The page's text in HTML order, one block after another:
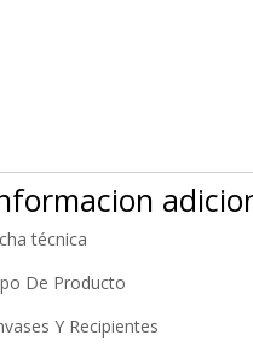
técnica
De
Y